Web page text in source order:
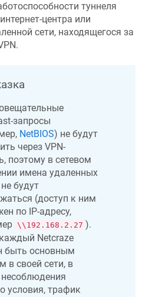
туннеля
центра или
сети, находящегося за
запросы
NetBIOS) не будут
через VPN-
поэтому в сетевом
имена удаленных
будут
(доступ к ним
по IP-адресу,
\\192.168.2.27 ).
Netcraze
быть основным
в своей сети, в
несоблюдения
условия, трафик